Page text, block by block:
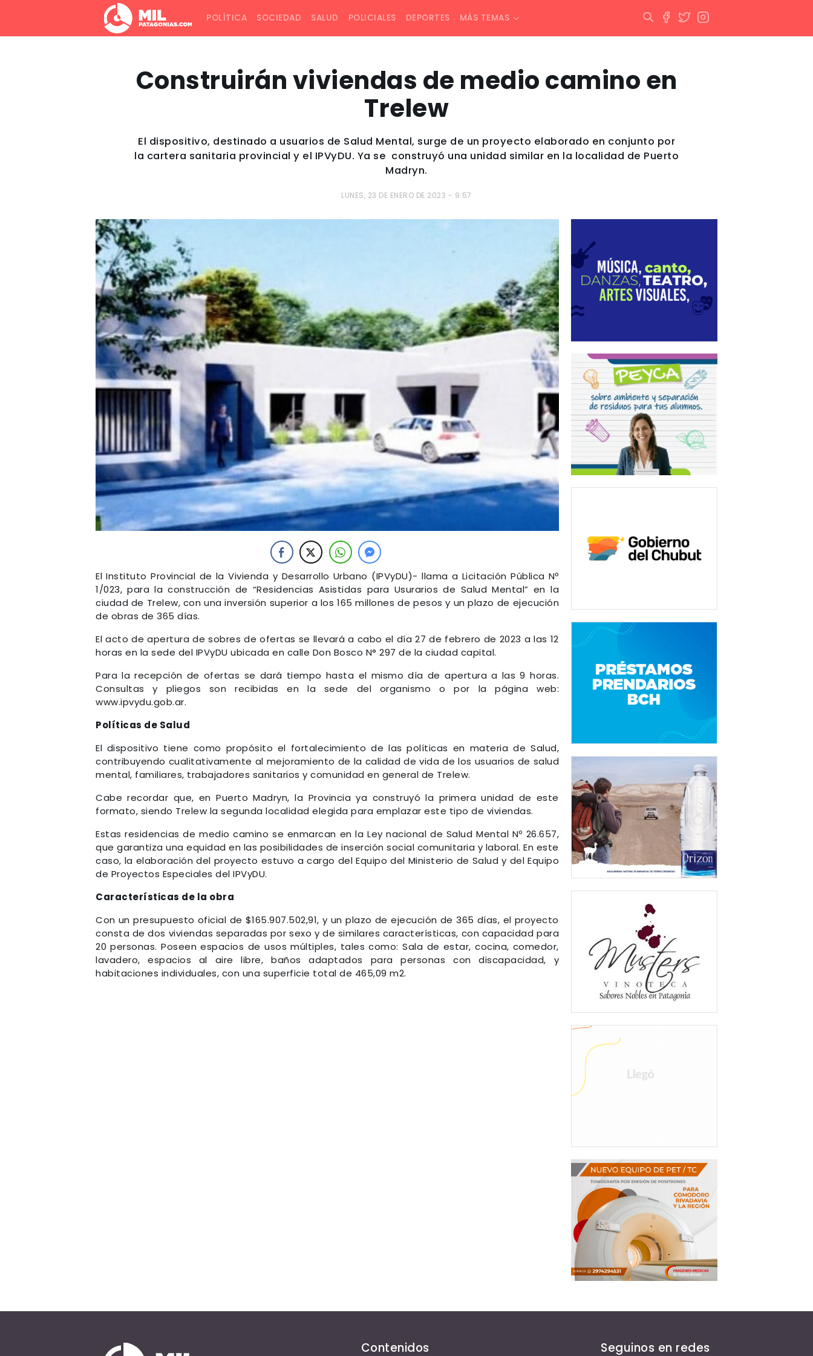
POLÍTICA SOCIEDAD SALUD POLICIALES DEPORTES MÁS TEMAS
Construirán viviendas de medio camino en
Trelew
El dispositivo, destinado a usuarios de Salud Mental, surge de un proyecto elaborado en conjunto por
la cartera sanitaria provincial y el IPVyDU. Ya se construyó una unidad similar en la localidad de Puerto
Madryn.
LUNES, 23 DE ENERO DE 2023 - 9:57
El Instituto Provincial de la Vivienda y Desarrollo Urbano (IPVyDU)- llama a Licitación Pública Nº
1/023, para la construcción de “Residencias Asistidas para Usurarios de Salud Mental” en la
ciudad de Trelew, con una inversión superior a los 165 millones de pesos y un plazo de ejecución
de obras de 365 días.
El acto de apertura de sobres de ofertas se llevará a cabo el día 27 de febrero de 2023 a las 12
horas en la sede del IPVyDU ubicada en calle Don Bosco N° 297 de la ciudad capital.
Para la recepción de ofertas se dará tiempo hasta el mismo día de apertura a las 9 horas.
Consultas y pliegos son recibidas en la sede del organismo o por la página web:
www.ipvydu.gob.ar.
Políticas de Salud
El dispositivo tiene como propósito el fortalecimiento de las políticas en materia de Salud,
contribuyendo cualitativamente al mejoramiento de la calidad de vida de los usuarios de salud
mental, familiares, trabajadores sanitarios y comunidad en general de Trelew.
Cabe recordar que, en Puerto Madryn, la Provincia ya construyó la primera unidad de este
formato, siendo Trelew la segunda localidad elegida para emplazar este tipo de viviendas.
Estas residencias de medio camino se enmarcan en la Ley nacional de Salud Mental Nº 26.657,
que garantiza una equidad en las posibilidades de inserción social comunitaria y laboral. En este
caso, la elaboración del proyecto estuvo a cargo del Equipo del Ministerio de Salud y del Equipo
de Proyectos Especiales del IPVyDU.
Características de la obra
Con un presupuesto oficial de $165.907.502,91, y un plazo de ejecución de 365 días, el proyecto
consta de dos viviendas separadas por sexo y de similares características, con capacidad para
20 personas. Poseen espacios de usos múltiples, tales como: Sala de estar, cocina, comedor,
lavadero, espacios al aire libre, baños adaptados para personas con discapacidad, y
habitaciones individuales, con una superficie total de 465,09 m2.
Contenidos Seguinos en redes